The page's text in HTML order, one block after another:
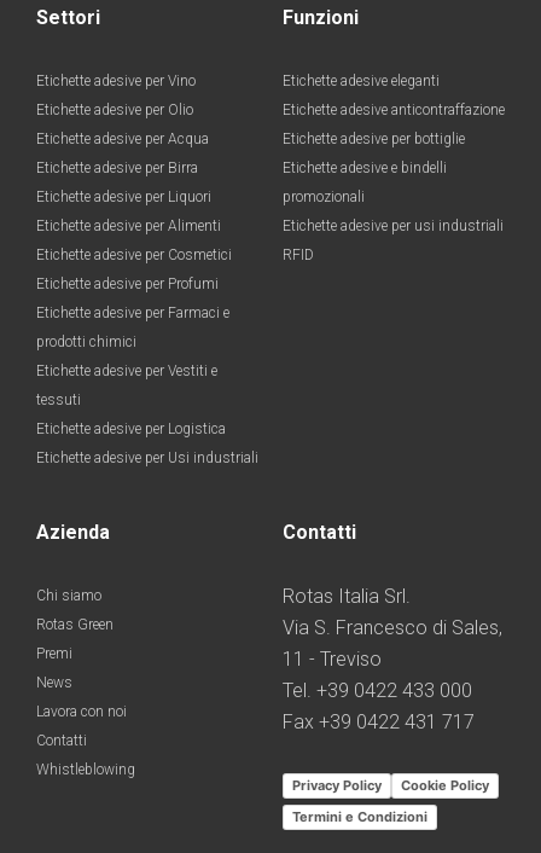
Settori
Etichette adesive per Vino
Etichette adesive per Olio
Etichette adesive per Acqua
Etichette adesive per Birra
Etichette adesive per Liquori
Etichette adesive per Alimenti
Etichette adesive per Cosmetici
Etichette adesive per Profumi
Etichette adesive per Farmaci e
prodotti chimici
Etichette adesive per Vestiti e
tessuti
Etichette adesive per Logistica
Etichette adesive per Usi industriali
Funzioni
Etichette adesive eleganti
Etichette adesive anticontraffazione
Etichette adesive per bottiglie
Etichette adesive e bindelli
promozionali
Etichette adesive per usi industriali
RFID
Azienda
Chi siamo
Rotas Green
Premi
News
Lavora con noi
Contatti
Whistleblowing
Contatti
Rotas Italia Srl.
Via S. Francesco di Sales,
11 - Treviso
Tel. +39 0422 433 000
Fax +39 0422 431 717
Privacy Policy
Cookie Policy
Termini e Condizioni